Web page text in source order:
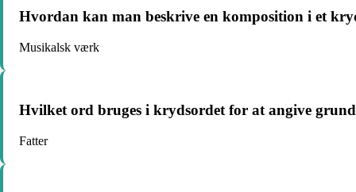
Hvordan kan man beskrive en komposition i et
Musikalsk værk
Hvilket ord bruges i krydsordet for at angive
Fatter